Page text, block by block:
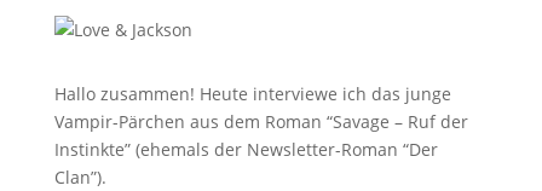
Hallo zusammen! Heute interviewe ich das junge
Vampir-Pärchen aus dem Roman “Savage – Ruf der
Instinkte” (ehemals der Newsletter-Roman “Der
Clan”).